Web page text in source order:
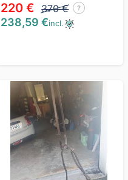
220 € 370 € ?
238,59 €incl.